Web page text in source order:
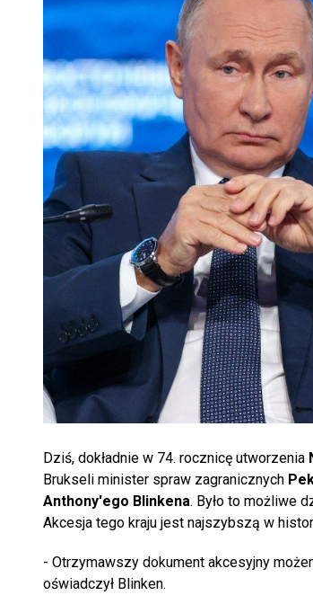
Dziś, dokładnie w 74. rocznicę utworzenia
Brukseli minister spraw zagranicznych
Anthony'ego Blinkena. Było to możliwe
Akcesja tego kraju jest najszybszą w
- Otrzymawszy dokument akcesyjny
oświadczył Blinken.